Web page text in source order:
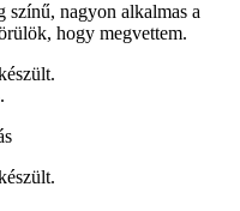
színű, nagyon alkalmas a
hogy megvettem.